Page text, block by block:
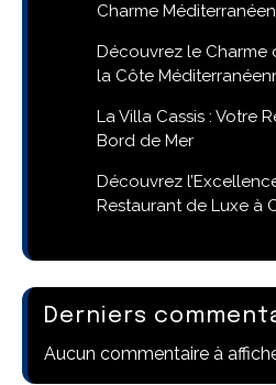
Charme Méditerranéen
Découvrez le Charme
la Côte
La Villa Cassis : Votre
Bord de Mer
Découvrez
Restaurant de Luxe à
Derniers
Aucun commentaire à